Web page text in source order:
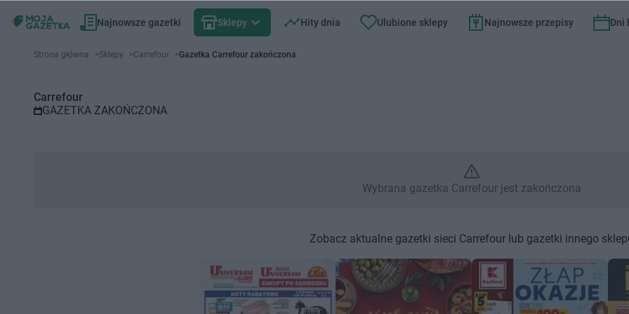
Najnowsze gazetki Sklepy Hity dnia Ulubione sklepy Najnowsze przepisy Dni
Gazetka promocyjna Carrefour – Wybrana gazetka Carrefour
Strona główna >Sklepy >Carrefour >Gazetka Carrefour zakończona
Carrefour
GAZETKA ZAKOŃCZONA
Wybrana gazetka Carrefour jest zakończona
Zobacz aktualne gazetki sieci Carrefour lub gazetki innego